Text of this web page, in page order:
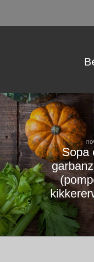
Sopa